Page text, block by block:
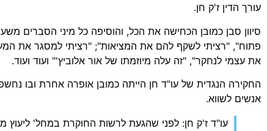
עורך הדין ז'ק חן.
סיוון סבן כמובן הכחישה את הכל, והוסיפה כל מיני הסברים
פתוח", "רציתי לשקף להם את המציאות"; "רציתי למסגר את
את עצמי לנחקר", "זה עלה מיוזמתו של אור אלוביץ'" ועוד ועוד.
החקירה הנגדית של עו"ד חן הייתה כמובן אופרה אחרת ובו
אנשים לשווא.
עו"ד ז'ק חן: לפני שהגעת לרשות החוקרת במחל' ליעוץ